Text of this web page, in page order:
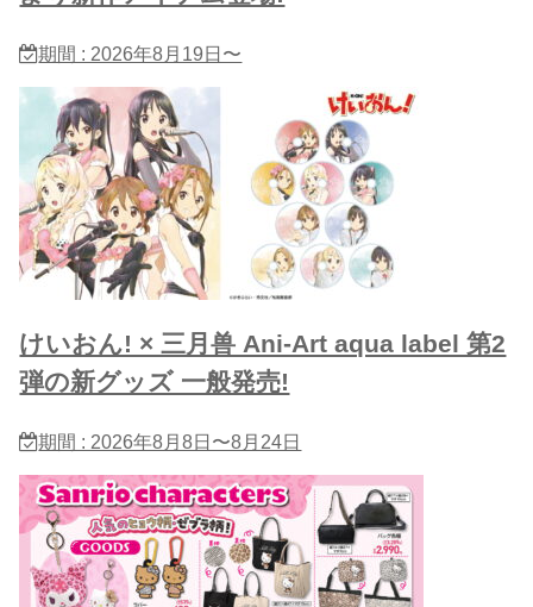
期間 : 2026年8月19日〜
けいおん! × 三月兽 Ani-Art aqua label 第2
弾の新グッズ 一般発売!
期間 : 2026年8月8日〜8月24日